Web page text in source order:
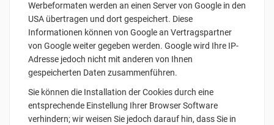
Werbeformaten werden an einen Server von Google in den
USA übertragen und dort gespeichert. Diese
Informationen können von Google an Vertragspartner
von Google weiter gegeben werden. Google wird Ihre IP-
Adresse jedoch nicht mit anderen von Ihnen
gespeicherten Daten zusammenführen.
Sie können die Installation der Cookies durch eine
entsprechende Einstellung Ihrer Browser Software
verhindern; wir weisen Sie jedoch darauf hin, dass Sie in